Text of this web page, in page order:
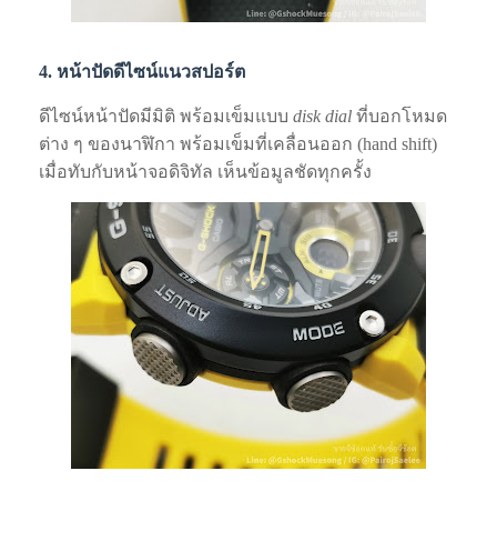
4. หน้าปัดดีไซน์แนวสปอร์ต
ดีไซน์หน้าปัดมีมิติ พร้อมเข็มแบบ disk dial ที่บอกโหมด
ต่าง ๆ ของนาฬิกา พร้อมเข็มที่เคลื่อนออก (hand shift)
เมื่อทับกับหน้าจอดิจิทัล เห็นข้อมูลชัดทุกครั้ง